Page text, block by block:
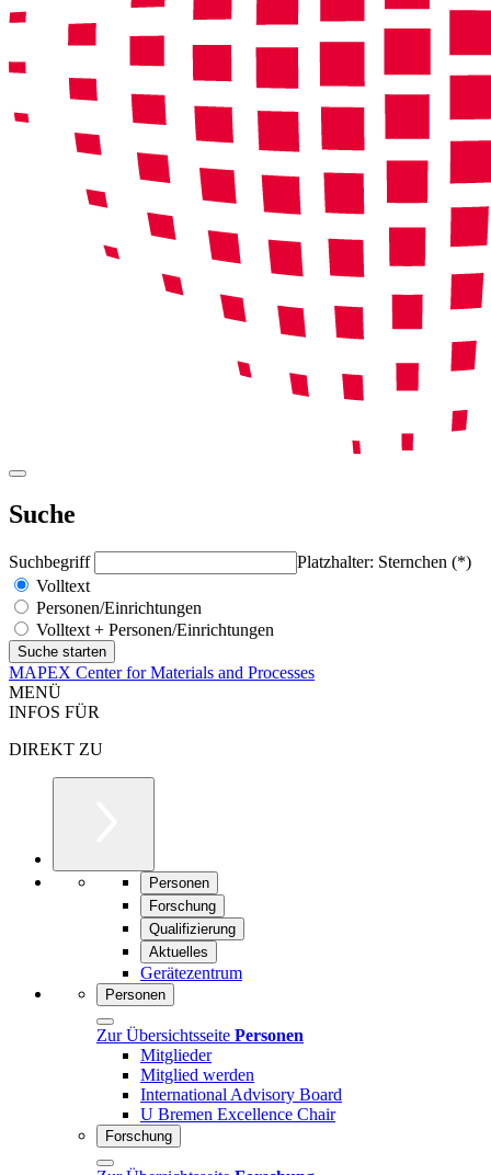
Suche
Suchbegriff
Platzhalter: Sternchen (*)
Volltext
Personen/Einrichtungen
Volltext + Personen/Einrichtungen
MAPEX Center for Materials and Processes
MENÜ
INFOS FÜR
DIREKT ZU
Personen
Forschung
Qualifizierung
Aktuelles
Gerätezentrum
Personen
Zur Übersichtsseite Personen
Mitglieder
Mitglied werden
International Advisory Board
U Bremen Excellence Chair
Forschung